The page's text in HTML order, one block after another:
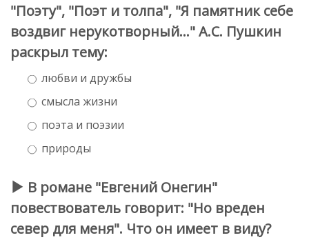
"Поэту", "Поэт и толпа", "Я памятник себе
воздвиг нерукотворный..." А.С. Пушкин
раскрыл тему:
любви и дружбы
смысла жизни
поэта и поэзии
природы
В романе "Евгений Онегин"
повествователь говорит: "Но вреден
север для меня". Что он имеет в виду?